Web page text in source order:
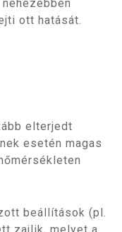
ott hatását.
elterjedt
esetén magas
beállítások (pl.